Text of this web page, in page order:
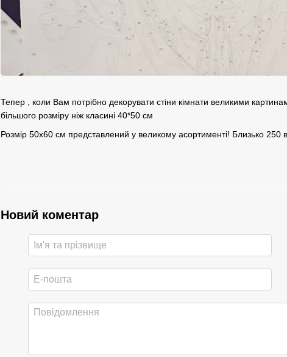
Тепер , коли Вам потрібно декорувати стіни кімнати великими
більшого розміру ніж класині 40*50 см
Розмір 50х60 см представлений у великому асортименті! Близько 250
Новий коментар